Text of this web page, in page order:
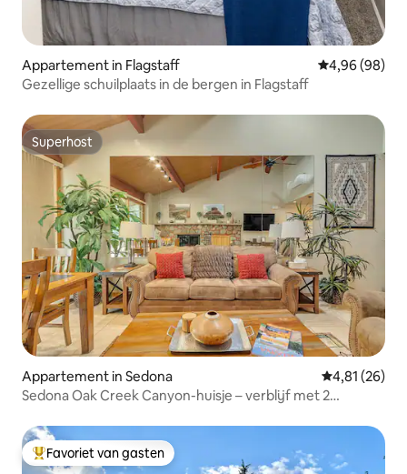
Appartement in Flagstaff Gemiddelde
4,96 (98)
Gezellige schuilplaats in de bergen in Flagstaff
Superhost
Superhost
Appartement in Sedona Gemiddelde
4,81 (26)
Sedona Oak Creek Canyon-huisje – verblijf met 2
Topfavoriet van gasten
Favoriet van gasten